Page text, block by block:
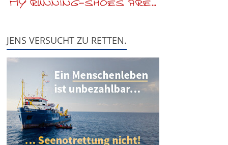
JENS VERSUCHT ZU RETTEN.